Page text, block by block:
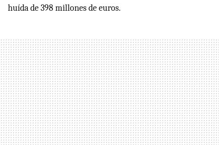
huída de 398 millones de euros.